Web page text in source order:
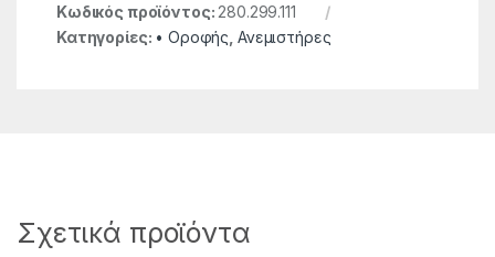
Κωδικός προϊόντος:280.299.111
Κατηγορίες: • Οροφής, Ανεμιστήρες
Σχετικά προϊόντα